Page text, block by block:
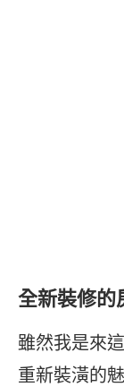
全新裝修的
雖然我是來
重新裝潢的